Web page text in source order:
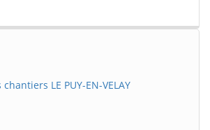
LE PUY-EN-VELAY